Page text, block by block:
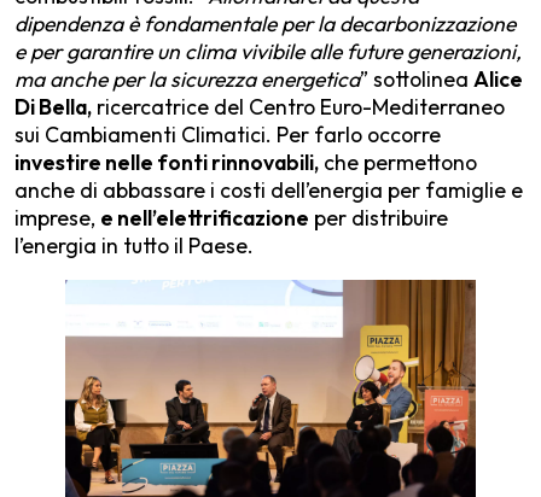
dipendenza è fondamentale per la decarbonizzazione
e per garantire un clima vivibile alle future generazioni,
ma anche per la sicurezza energetica” sottolinea Alice
Di Bella, ricercatrice del Centro Euro-Mediterraneo
sui Cambiamenti Climatici. Per farlo occorre
investire nelle fonti rinnovabili, che permettono
anche di abbassare i costi dell’energia per famiglie e
imprese, e nell’elettrificazione per distribuire
l’energia in tutto il Paese.